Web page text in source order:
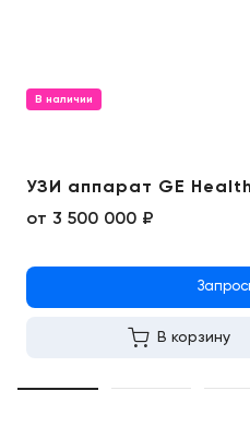
В наличии
УЗИ аппарат GE
от 3 500 000 ₽
В корзину